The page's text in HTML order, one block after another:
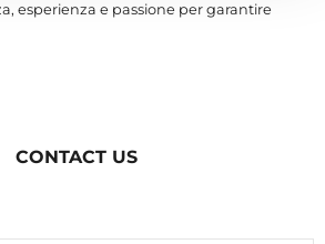
esperienza e passione per garantire
CONTACT US